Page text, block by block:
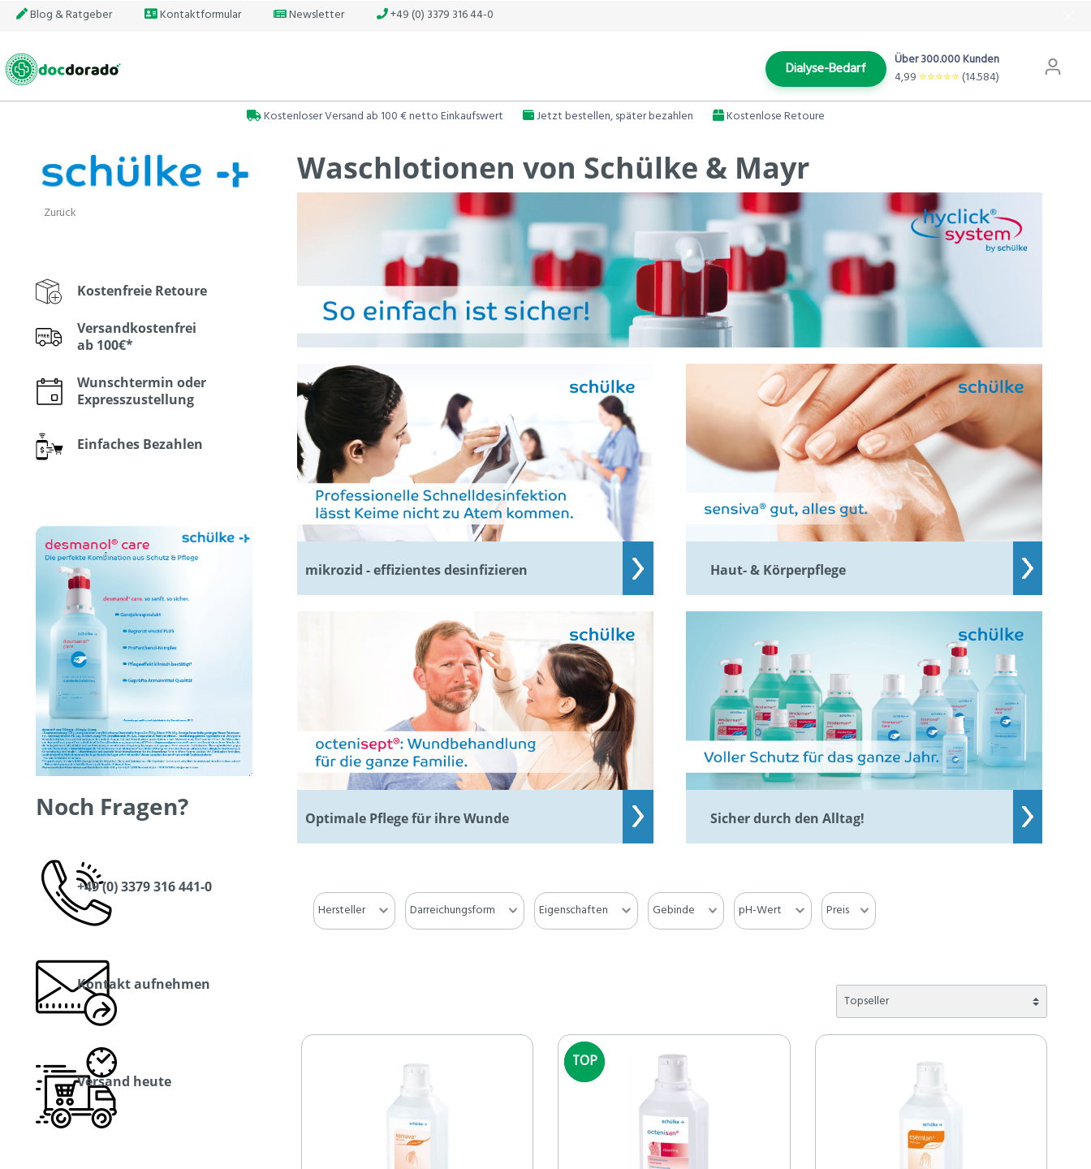
Blog & Ratgeber Kontaktformular Newsletter +49 (0) 3379 316 44-0
Dialyse-Bedarf
Über 300.000 Kunden
4,99 ⭐️⭐️⭐️⭐️⭐️(14.584)
Kostenloser Versand ab 100 € netto Einkaufswert Jetzt bestellen, später bezahlen Kostenlose Retoure
Zurück
Kostenfreie Retoure
Versandkostenfrei
ab 100€*
Wunschtermin oder
Expresszustellung
Einfaches Bezahlen
Noch Fragen?
+49 (0) 3379 316 441-0
Kontakt aufnehmen
Versand heute
Waschlotionen von Schülke & Mayr
mikrozid - effizientes desinfizieren Haut- & Körperpflege
Optimale Pflege für ihre Wunde Sicher durch den Alltag!
Hersteller Darreichungsform Eigenschaften Gebinde pH-Wert Preis
TOP
TOP